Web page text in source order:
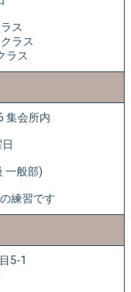
ス
ラス
ラス
集会所内
一般部)
練習です
5-1